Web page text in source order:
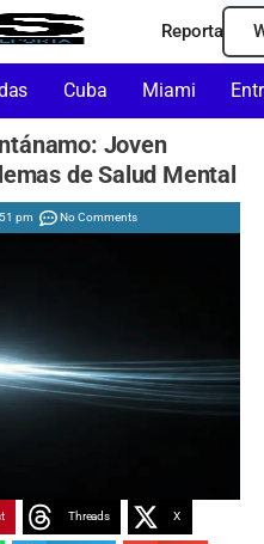
Reporta
Cuba Miami
Joven
de Salud Mental
pm No Comments
Threads X